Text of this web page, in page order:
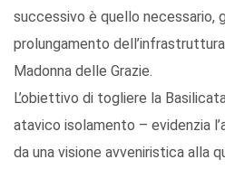
successivo è quello necessario,
prolungamento
Madonna delle Grazie.
L’obiettivo di togliere la
atavico isolamento – evidenzia
da una visione avveniristica alla